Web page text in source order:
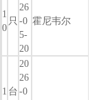
1
0
只
26
-0
5-
20
霍尼韦尔
1 台
20
26
-0